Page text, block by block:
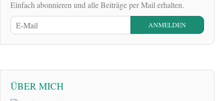
Einfach abonnieren und alle Beiträge per Mail erhalten.
ÜBER MICH